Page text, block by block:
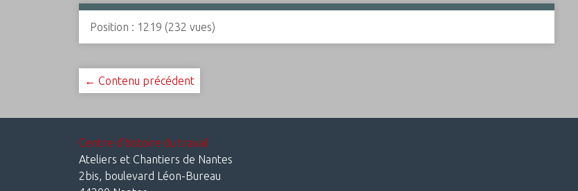
Position : 1219 (232 vues)
← Contenu précédent
Centre d'histoire du travail
Ateliers et Chantiers de Nantes
2bis, boulevard Léon-Bureau